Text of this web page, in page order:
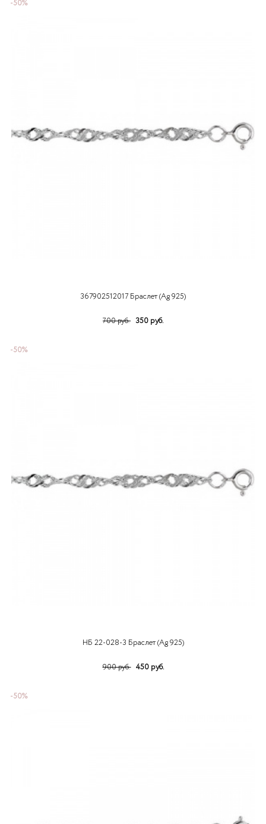
-50%
367902512017 Браслет (Ag 925)
700 руб. 350 руб.
-50%
НБ 22-028-3 Браслет (Ag 925)
900 руб. 450 руб.
-50%